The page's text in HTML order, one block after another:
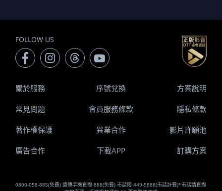
FOLLOW US
0800-058-885(免費) 遠傳手機直撥 888(免費) 市話撥 449-5888(市話計費)*市話請直撥
關於服務 序號兌換 方案說明
常見問題 會員服務條款 隱私條款
著作權保護 異業合作 影片許願池
廣告合作 下載APP 訂購方案